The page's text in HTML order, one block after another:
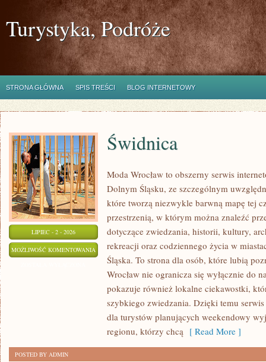
Turystyka, Podróże
STRONA GŁÓWNA SPIS TREŚCI BLOG INTERNETOWY
LIPIEC - 2 - 2026
MOŻLIWOŚĆ KOMENTOWANIA ŚWIDNICA
Świdnica
Moda Wrocław to obszerny serwis
Dolnym Śląsku, ze szczególnym
które tworzą niezwykle barwną mapę tej
przestrzenią, w którym można znaleźć
dotyczące zwiedzania, historii, kultury,
rekreacji oraz codziennego życia w
Śląska. To strona dla osób, które lubią
Wrocław nie ogranicza się wyłącznie do
pokazuje również lokalne ciekawostki,
szybkiego zwiedzania. Dzięki temu
dla turystów planujących weekendowy
regionu, którzy chcą [ Read More ]
POSTED BY ADMIN